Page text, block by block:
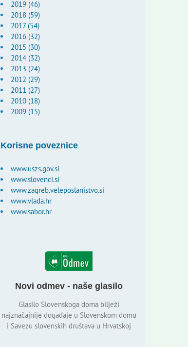
2019 (46)
2018 (59)
2017 (54)
2016 (32)
2015 (30)
2014 (32)
2013 (24)
2012 (29)
2011 (27)
2010 (18)
2009 (15)
Korisne poveznice
www.uszs.gov.si
www.slovenci.si
www.zagreb.veleposlanistvo.si
www.vlada.hr
www.sabor.hr
Novi odmev - naše glasilo
Glasilo Slovenskoga doma bilježi
najznačajnije događaje u Slovenskom domu
i Savezu slovenskih društava u Hrvatskoj